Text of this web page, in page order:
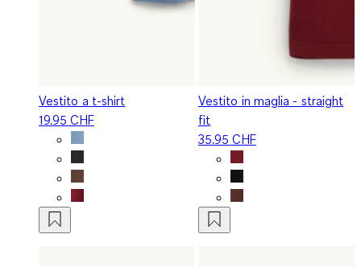
Vestito a t-shirt
19.95 CHF
Vestito in maglia - straight
fit
35.95 CHF